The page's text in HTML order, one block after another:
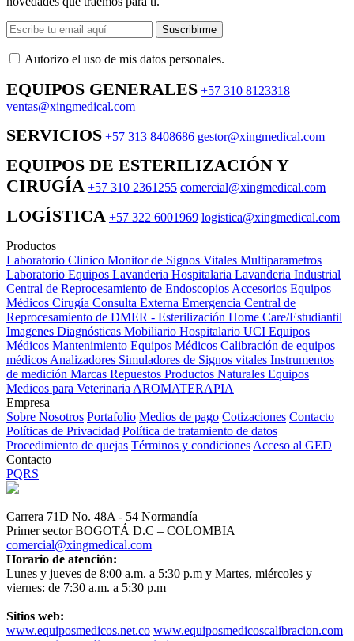
Suscribirme
Autorizo ​​el uso de mis datos personales.
EQUIPOS GENERALES +57 310 8123318
ventas@xingmedical.com
SERVICIOS +57 313 8408686 gestor@xingmedical.com
EQUIPOS DE ESTERILIZACIÓN Y
CIRUGÍA +57 310 2361255 comercial@xingmedical.com
LOGÍSTICA +57 322 6001969 logistica@xingmedical.com
Productos
Laboratorio Clinico Monitor de Signos Vitales Multiparametros
Laboratorio Equipos Lavanderia Hospitalaria Lavanderia Industrial
Central de Reprocesamiento de Endoscopios Accesorios Equipos
Médicos Cirugía Consulta Externa Emergencia Central de
Reprocesamiento de DMER - Esterilización Home Care/Estudiantil
Imagenes Diagnósticas Mobiliario Hospitalario UCI Equipos
Médicos Mantenimiento Equipos Médicos Calibración de equipos
médicos Analizadores Simuladores de Signos vitales Instrumentos
de medición Marcas Repuestos Productos Naturales Equipos
Medicos para Veterinaria AROMATERAPIA
Empresa
Sobre Nosotros Portafolio Medios de pago Cotizaciones Contacto
Políticas de Privacidad Política de tratamiento de datos
Procedimiento de quejas Términos y condiciones Acceso al GED
Contacto
PQRS
Carrera 71D No. 48A - 54 Normandía
Primer sector BOGOTÁ D.C – COLOMBIA
comercial@xingmedical.com
Horario de atención:
Lunes y jueves de 8:00 a.m. a 5:30 p.m y Martes, miércoles y
viernes: de 7:30 a.m. a 5:30 p.m
Sitios web:
www.equiposmedicos.net.co www.equiposmedicoscalibracion.com